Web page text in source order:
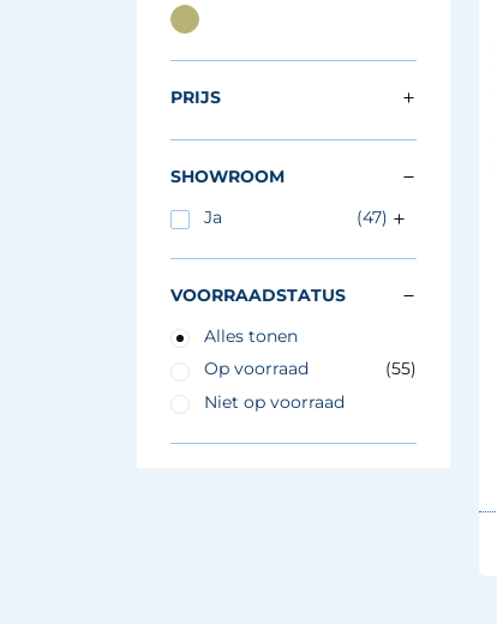
PRIJS
SHOWROOM
Ja
(47)
VOORRAADSTATUS
Alles tonen
Op voorraad
(55)
Niet op voorraad